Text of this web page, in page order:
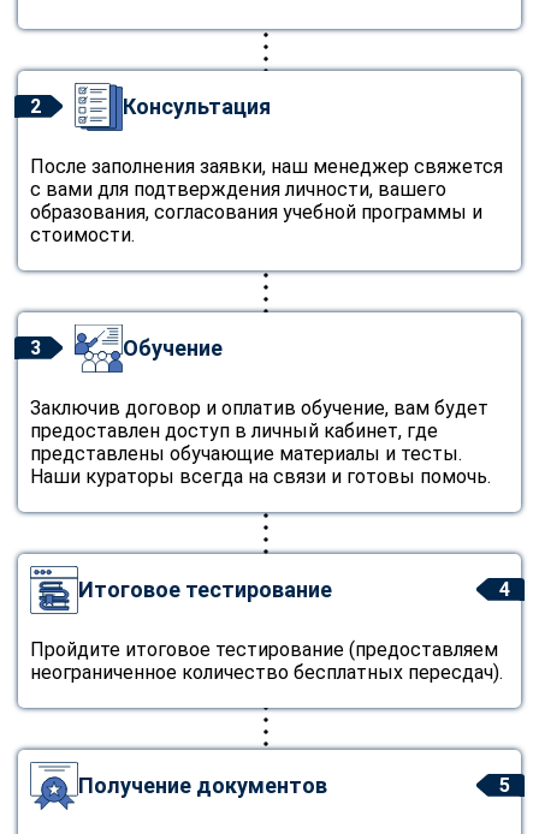
2 Консультация
После заполнения заявки, наш менеджер свяжется
с вами для подтверждения личности, вашего
образования, согласования учебной программы и
стоимости.
3 Обучение
Заключив договор и оплатив обучение, вам будет
предоставлен доступ в личный кабинет, где
представлены обучающие материалы и тесты.
Наши кураторы всегда на связи и готовы помочь.
4
Итоговое тестирование
Пройдите итоговое тестирование (предоставляем
неограниченное количество бесплатных пересдач).
5
Получение документов